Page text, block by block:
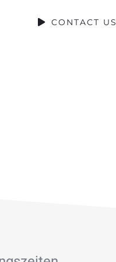
CONTACT US